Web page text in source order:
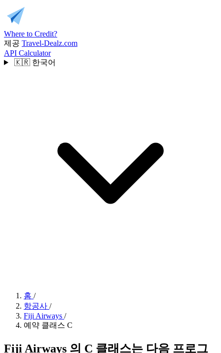
Where to Credit?
제공 Travel-Dealz.com
API Calculator
🇰🇷 한국어
홈 /
항공사 /
Fiji Airways /
예약 클래스 C
Fiji Airways 의 C 클래스는 다음 프로그